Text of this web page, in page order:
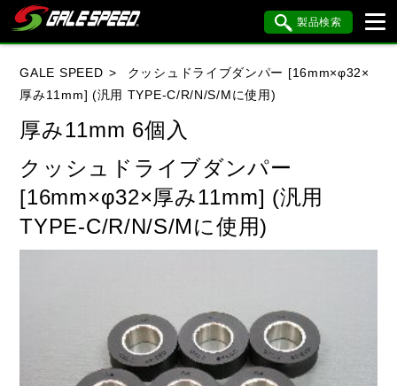
製品検索
車種検索
アイテム検索 品番検索
HONDA YAMAHA SUZUKI
KAWASAKI BMW DUCATI
HARLEY DAVIDSON KTM
閉じる
GALE SPEED
クッシュドライブダンパー [16mm×φ32×
厚み11mm] (汎用 TYPE-C/R/N/S/Mに使用)
厚み11mm 6個入
クッシュドライブダンパー
[16mm×φ32×厚み11mm] (汎用
TYPE-C/R/N/S/Mに使用)